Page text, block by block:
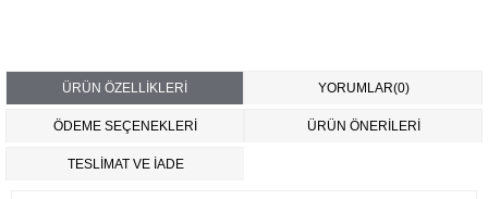
ÜRÜN ÖZELLIKLERI YORUMLAR(0)
ÖDEME SEÇENEKLERI ÜRÜN ÖNERILERI
TESLİMAT VE İADE